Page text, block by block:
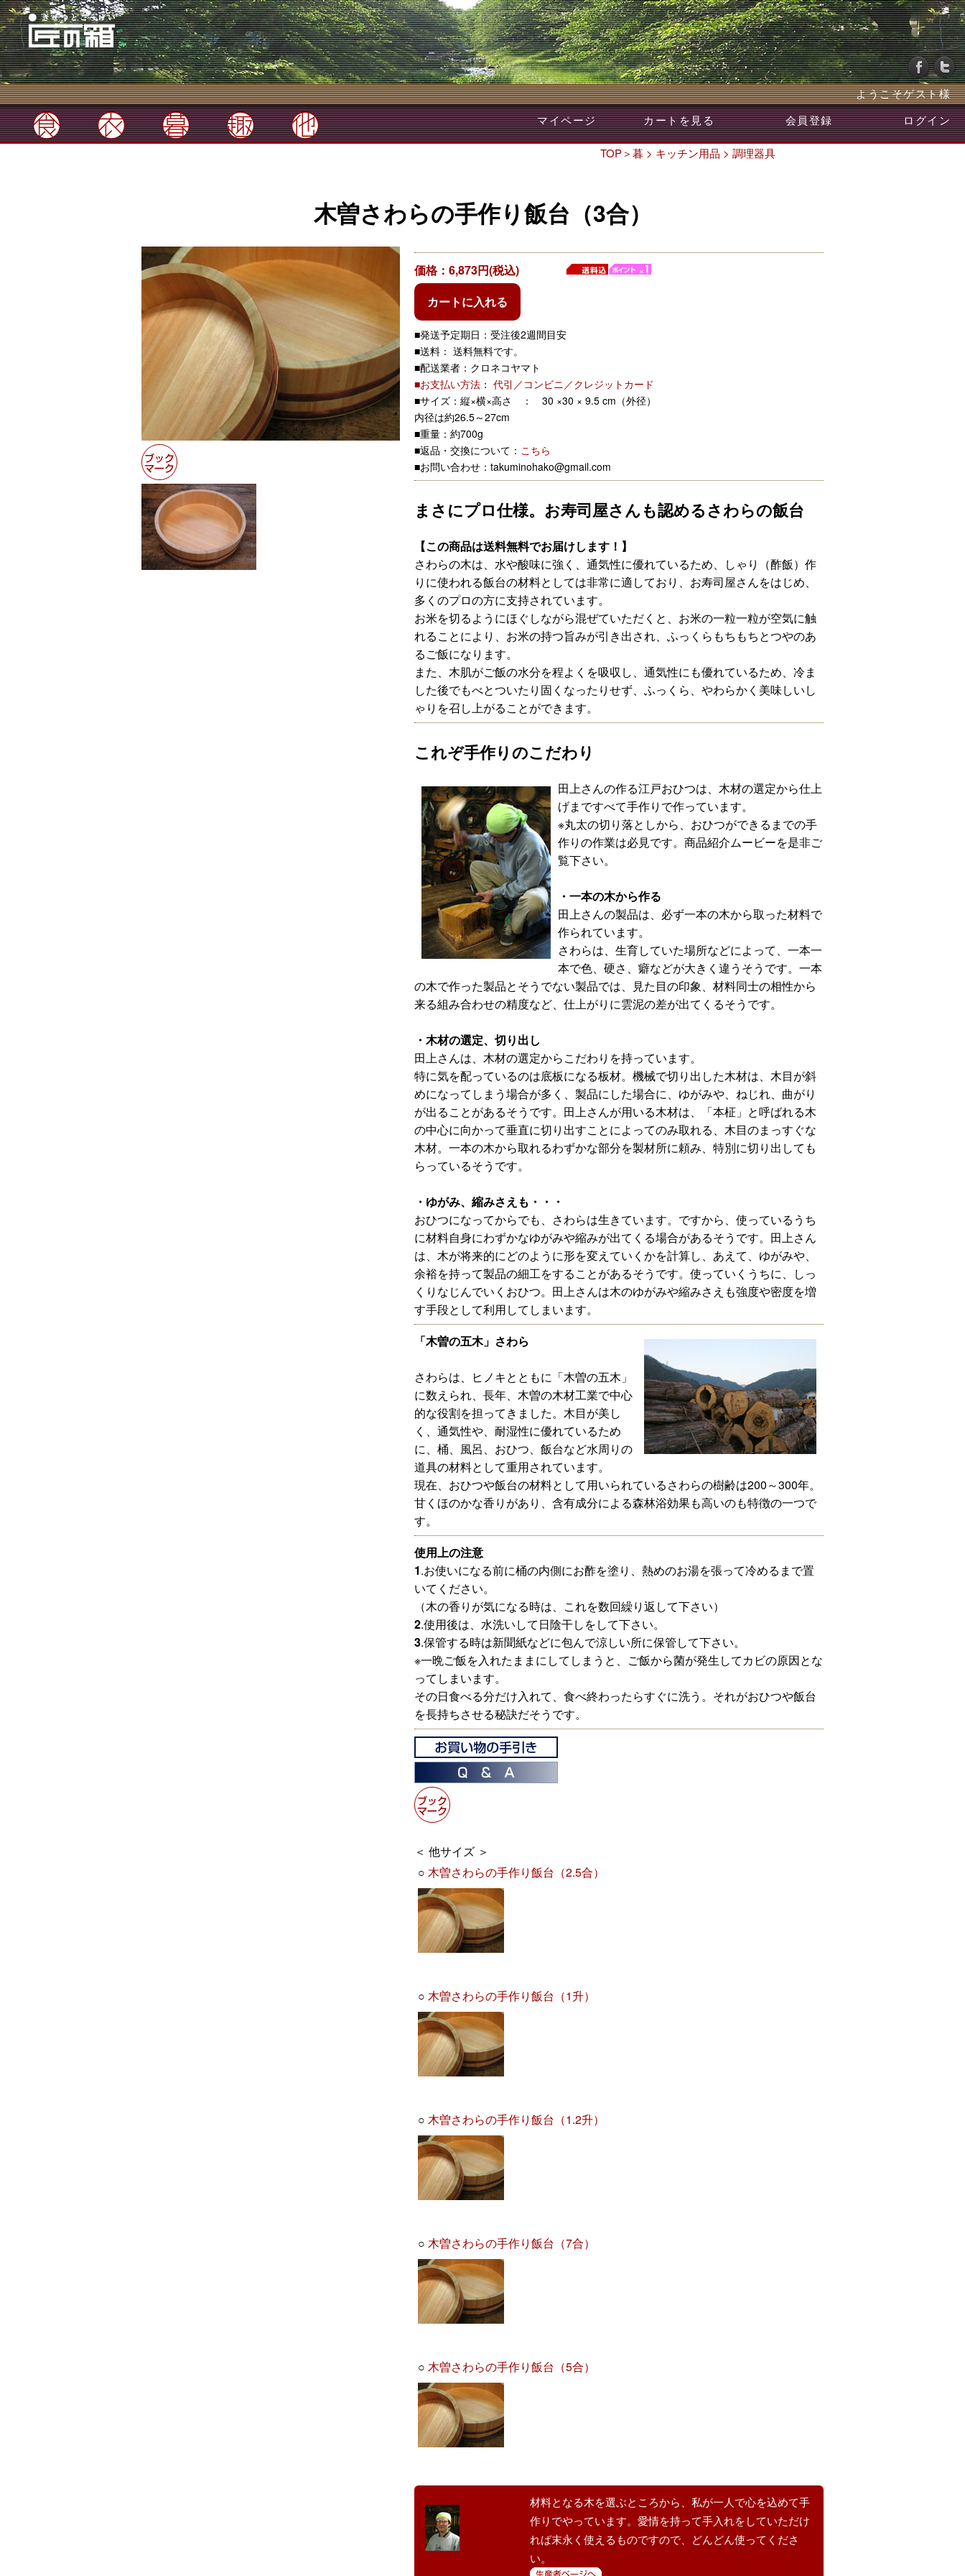
ようこそゲスト様
マイページ
カートを見る 会員登録 ログイン
TOP＞暮 > キッチン用品 > 調理器具
木曽さわらの手作り飯台（3合）
価格：6,873円(税込)
カートに入れる
■発送予定期日：受注後2週間目安
■送料： 送料無料です。
■配送業者：クロネコヤマト
■お支払い方法 ： 代引／コンビニ／クレジットカード
■サイズ：縦×横×高さ ： 30 ×30 × 9.5 cm（外径）
内径は約26.5～27cm
■重量：約700g
■返品・交換について： こちら
■お問い合わせ：takuminohako@gmail.com
まさにプロ仕様。お寿司屋さんも認めるさわらの飯台
【この商品は送料無料でお届けします！】
さわらの木は、水や酸味に強く、通気性に優れているため、しゃり（酢飯）作
りに使われる飯台の材料としては非常に適しており、お寿司屋さんをはじめ、
多くのプロの方に支持されています。
お米を切るようにほぐしながら混ぜていただくと、お米の一粒一粒が空気に触
れることにより、お米の持つ旨みが引き出され、ふっくらもちもちとつやのあ
るご飯になります。
また、木肌がご飯の水分を程よくを吸収し、通気性にも優れているため、冷ま
した後でもべとついたり固くなったりせず、ふっくら、やわらかく美味しいし
ゃりを召し上がることができます。
これぞ手作りのこだわり
田上さんの作る江戸おひつは、木材の選定から仕上
げまですべて手作りで作っています。
※丸太の切り落としから、おひつができるまでの手
作りの作業は必見です。商品紹介ムービーを是非ご
覧下さい。
・一本の木から作る
田上さんの製品は、必ず一本の木から取った材料で
作られています。
さわらは、生育していた場所などによって、一本一
本で色、硬さ、癖などが大きく違うそうです。一本
の木で作った製品とそうでない製品では、見た目の印象、材料同士の相性から
来る組み合わせの精度など、仕上がりに雲泥の差が出てくるそうです。
・木材の選定、切り出し
田上さんは、木材の選定からこだわりを持っています。
特に気を配っているのは底板になる板材。機械で切り出した木材は、木目が斜
めになってしまう場合が多く、製品にした場合に、ゆがみや、ねじれ、曲がり
が出ることがあるそうです。田上さんが用いる木材は、「本柾」と呼ばれる木
の中心に向かって垂直に切り出すことによってのみ取れる、木目のまっすぐな
木材。一本の木から取れるわずかな部分を製材所に頼み、特別に切り出しても
らっているそうです。
・ゆがみ、縮みさえも・・・
おひつになってからでも、さわらは生きています。ですから、使っているうち
に材料自身にわずかなゆがみや縮みが出てくる場合があるそうです。田上さん
は、木が将来的にどのように形を変えていくかを計算し、あえて、ゆがみや、
余裕を持って製品の細工をすることがあるそうです。使っていくうちに、しっ
くりなじんでいくおひつ。田上さんは木のゆがみや縮みさえも強度や密度を増
す手段として利用してしまいます。
「木曽の五木」さわら
さわらは、ヒノキとともに「木曽の五木」
に数えられ、長年、木曽の木材工業で中心
的な役割を担ってきました。木目が美し
く、通気性や、耐湿性に優れているため
に、桶、風呂、おひつ、飯台など水周りの
道具の材料として重用されています。
現在、おひつや飯台の材料として用いられているさわらの樹齢は200～300年。
甘くほのかな香りがあり、含有成分による森林浴効果も高いのも特徴の一つで
す。
使用上の注意
1.お使いになる前に桶の内側にお酢を塗り、熱めのお湯を張って冷めるまで置
いてください。
（木の香りが気になる時は、これを数回繰り返して下さい）
2.使用後は、水洗いして日陰干しをして下さい。
3.保管する時は新聞紙などに包んで涼しい所に保管して下さい。
※一晩ご飯を入れたままにしてしまうと、ご飯から菌が発生してカビの原因とな
ってしまいます。
その日食べる分だけ入れて、食べ終わったらすぐに洗う。それがおひつや飯台
を長持ちさせる秘訣だそうです。
＜ 他サイズ ＞
○ 木曽さわらの手作り飯台（2.5合）
○ 木曽さわらの手作り飯台（1升）
○ 木曽さわらの手作り飯台（1.2升）
○ 木曽さわらの手作り飯台（7合）
○ 木曽さわらの手作り飯台（5合）
材料となる木を選ぶところから、私が一人で心を込めて手
作りでやっています。愛情を持って手入れをしていただけ
れば末永く使えるものですので、どんどん使ってくださ
い。